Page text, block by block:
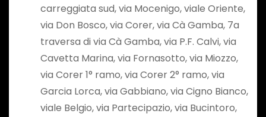
carreggiata sud, via Mocenigo, viale Oriente,
via Don Bosco, via Corer, via Cà Gamba, 7a
traversa di via Cà Gamba, via P.F. Calvi, via
Cavetta Marina, via Fornasotto, via Miozzo,
via Corer 1° ramo, via Corer 2° ramo, via
Garcia Lorca, via Gabbiano, via Cigno Bianco,
viale Belgio, via Partecipazio, via Bucintoro,